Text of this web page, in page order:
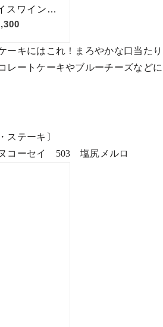
ーキにはこれ！まろやかな口当たり
レートケーキやブルーチーズなどに
ステーキ〕
コーセイ 503 塩尻メルロ